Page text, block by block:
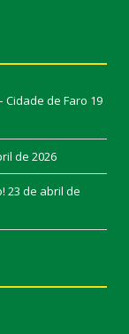
Cidade de Faro 19
de 2026
23 de abril de